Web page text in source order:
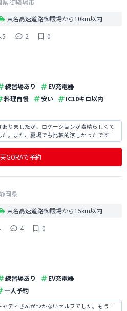
県御殿場市
東名高速道路御殿場から10km以内
2 0
練習場あり
EV充電器
料理自慢 安い
IC10キロ以内
りましたが、ロケーションが素晴らしくて
。また、夏場でも比較的涼しかったです
で印象が良かったです。
GORAで予約
岡県
東名高速道路御殿場から15km以内
4 0
練習場あり
EV充電器
一人予約
ディさんがつかないセルフでした。もう一